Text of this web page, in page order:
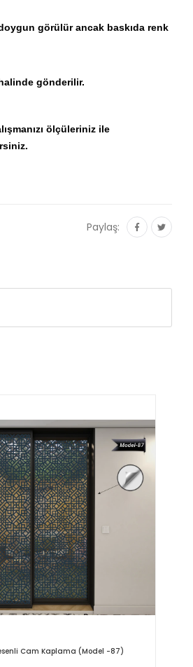
görülür ancak baskıda renk
gönderilir.
ölçüleriniz ile
Paylaş:
Cam Kaplama (Model -87)